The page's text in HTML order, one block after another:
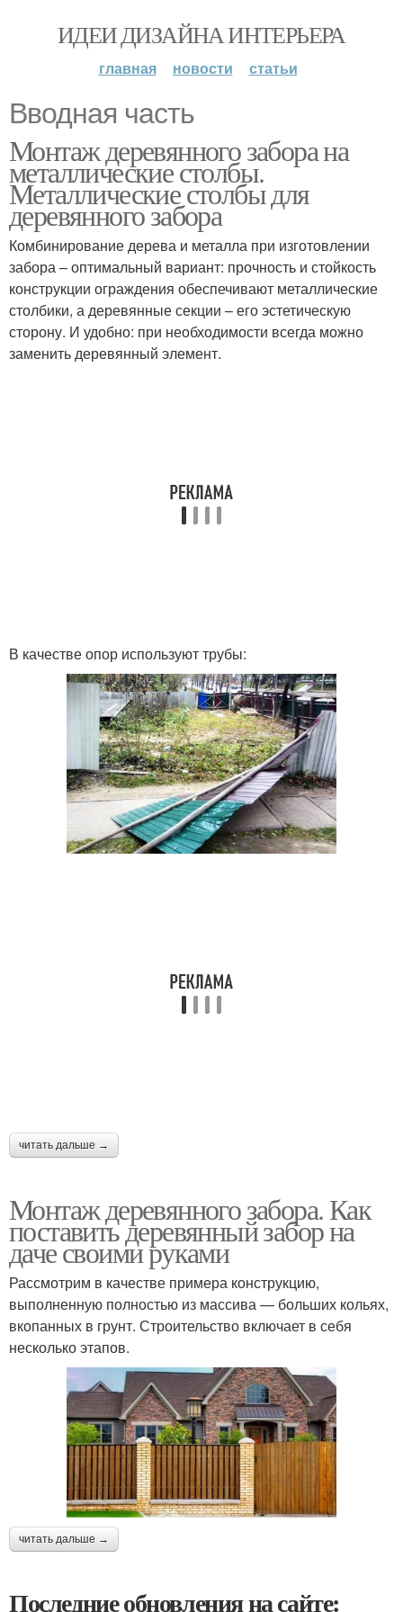
ИДЕИ ДИЗАЙНА ИНТЕРЬЕРА
главная новости статьи
Вводная часть
Монтаж деревянного забора на
металлические столбы.
Металлические столбы для
деревянного забора
Комбинирование дерева и металла при изготовлении
забора – оптимальный вариант: прочность и стойкость
конструкции ограждения обеспечивают металлические
столбики, а деревянные секции – его эстетическую
сторону. И удобно: при необходимости всегда можно
заменить деревянный элемент.
В качестве опор используют трубы:
читать дальше →
Монтаж деревянного забора. Как
поставить деревянный забор на
даче своими руками
Рассмотрим в качестве примера конструкцию,
выполненную полностью из массива — больших кольях,
вкопанных в грунт. Строительство включает в себя
несколько этапов.
читать дальше →
Последние обновления на сайте: